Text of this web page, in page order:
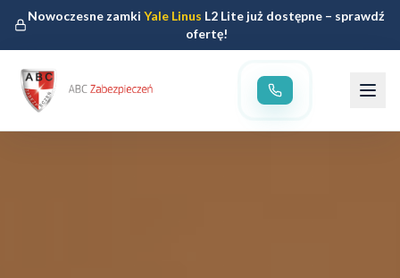
Nowoczesne zamkiYale Linus L2 Lite już dostępne – sprawdź
ofertę!